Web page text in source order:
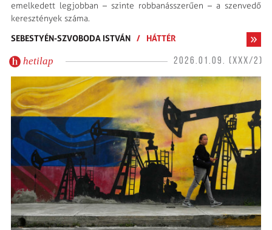
emelkedett legjobban – szinte robbanásszerűen – a szenvedő
keresztények száma.
SEBESTYÉN-SZVOBODA ISTVÁN / HÁTTÉR
hetilap 2026.01.09. (XXX/2)